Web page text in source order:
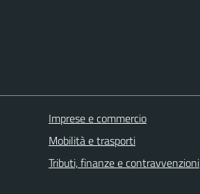
Imprese e commercio
Mobilità e trasporti
Tributi, finanze e contravvenzioni